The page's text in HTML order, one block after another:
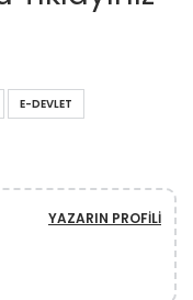
E-DEVLET
YAZARIN PROFILI